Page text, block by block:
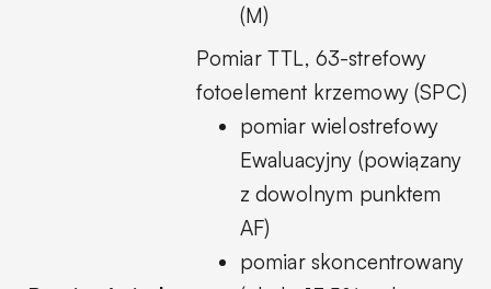
(M)
Pomiar TTL, 63-strefowy
fotoelement krzemowy (SPC)
pomiar wielostrefowy
Ewaluacyjny (powiązany
z dowolnym punktem
AF)
pomiar skoncentrowany